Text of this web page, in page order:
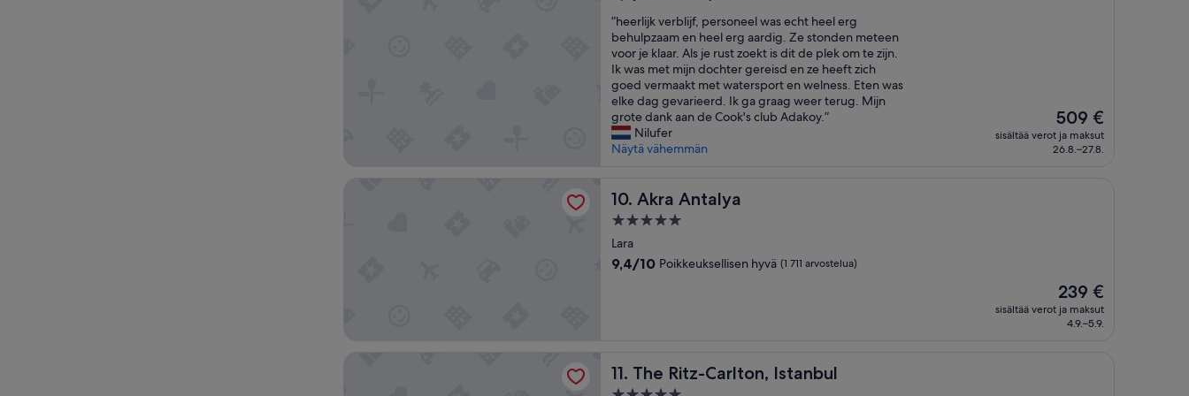
,
l
a
l
i
m
p
i
e
,
l
c
o
s
i
m
e
n
t
a
r
y
u
r
d
e
d
c
i
10,
Erittäin
hyvä,
(46
arvostelua)
”
h
e
e
r
l
i
j
k
r
b
i
j
o
”heerlijk verblijf, personeel was echt heel erg
behulpzaam en heel erg aardig. Ze stonden meteen
voor je klaar. Als je rust zoekt is dit de plek om te zijn.
Ik was met mijn dochter gereisd en ze heeft zich
goed vermaakt met watersport en welness. Eten was
elke dag gevarieerd. Ik ga graag weer terug. Mijn
grote dank aan de Cook's club Adakoy.”
Nilufer
Näytä vähemmän
Hinta
on
509 €
509 €
sisältää verot ja maksut
26.8.–27.8.
10. Akra Antalya
Akra Antalya
5.0
tähden
majoituspaikka
Lara
9.4
9,4/10 Poikkeuksellisen hyvä (1 711 arvostelua)
Hinta
on
239 €
239 €
sisältää verot ja maksut
4.9.–5.9.
11. The Ritz-Carlton, Istanbul
The Ritz-Carlton, Istanbul